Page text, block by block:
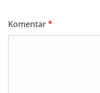
Komentar*